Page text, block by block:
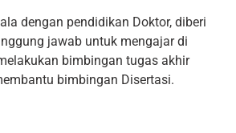
dengan pendidikan Doktor, diberi
jawab untuk mengajar di
bimbingan tugas akhir
bimbingan Disertasi.